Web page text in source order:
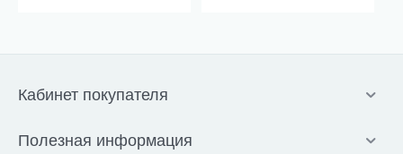
Кабинет покупателя
Полезная информация